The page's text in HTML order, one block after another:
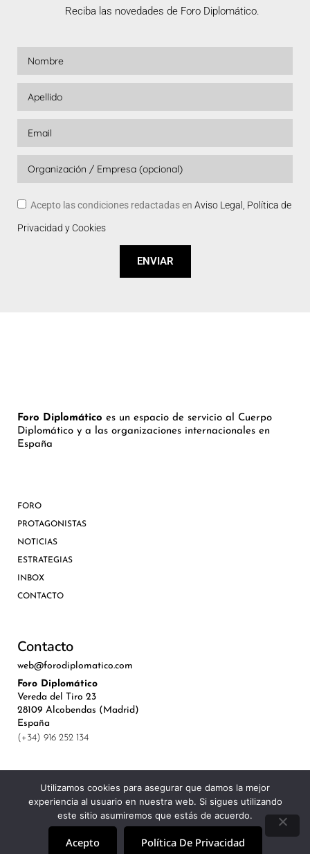
Reciba las novedades de Foro Diplomático.
Acepto las condiciones redactadas en Aviso Legal, Política de
Privacidad y Cookies
ENVIAR
Foro Diplomático es un espacio de servicio al Cuerpo
Diplomático y a las organizaciones internacionales en
España
FORO
PROTAGONISTAS
NOTICIAS
ESTRATEGIAS
INBOX
CONTACTO
Contacto
web@forodiplomatico.com
Foro Diplomático
Vereda del Tiro 23
28109 Alcobendas (Madrid)
España
(+34) 916 252 134
©Royal Lis Spain 2024
Aviso Legal, Política de Privacidad y Cookies
Utilizamos cookies para asegurar que damos la mejor
experiencia al usuario en nuestra web. Si sigues utilizando
este sitio asumiremos que estás de acuerdo.
Acepto Política De Privacidad